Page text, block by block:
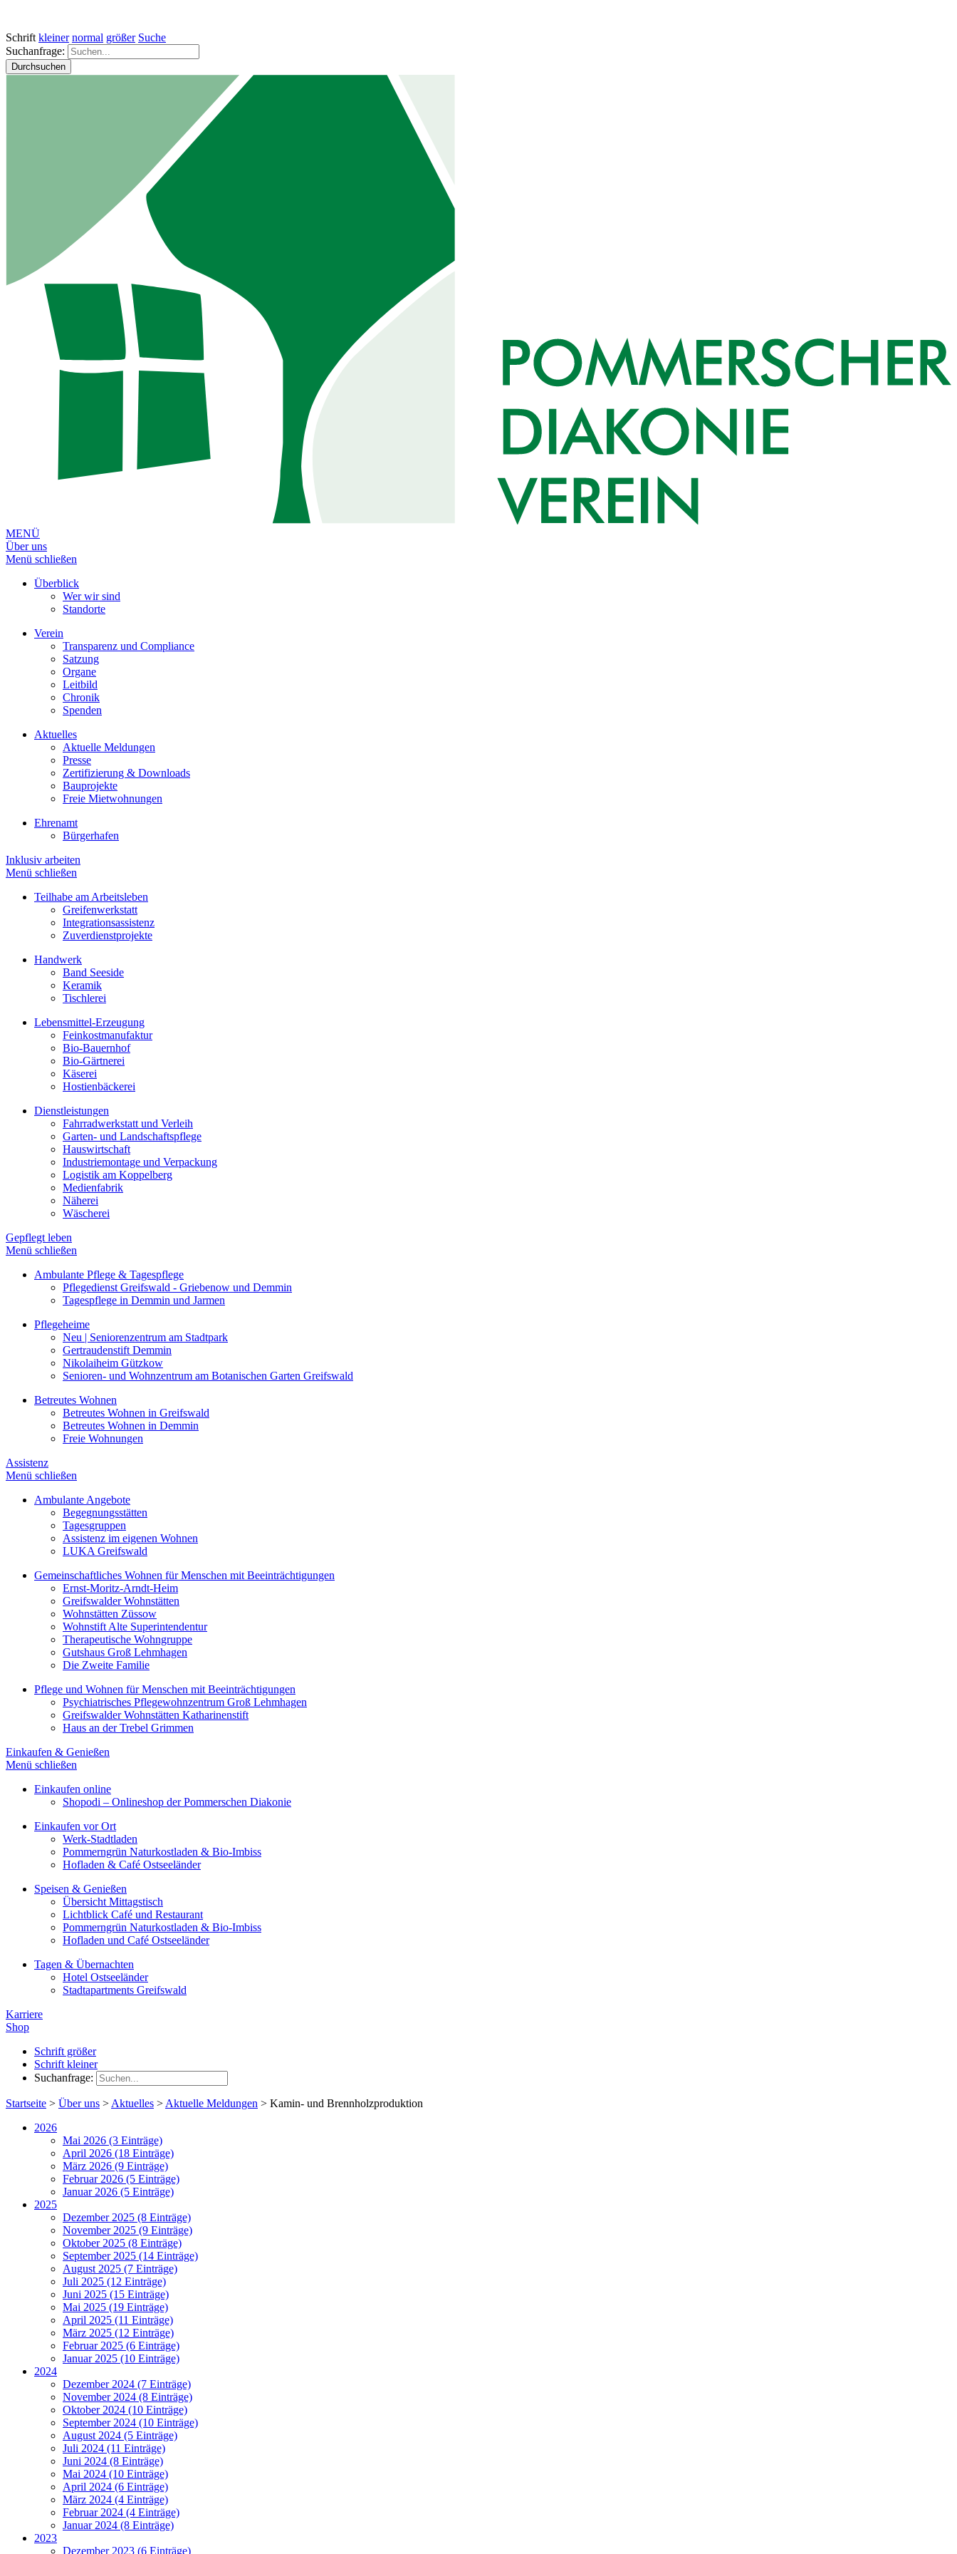
Schrift kleiner normal größer Suche
Suchanfrage:
Durchsuchen
MENÜ
Über uns
Menü schließen
Überblick
Wer wir sind
Standorte
Verein
Transparenz und Compliance
Satzung
Organe
Leitbild
Chronik
Spenden
Aktuelles
Aktuelle Meldungen
Presse
Zertifizierung & Downloads
Bauprojekte
Freie Mietwohnungen
Ehrenamt
Bürgerhafen
Inklusiv arbeiten
Menü schließen
Teilhabe am Arbeitsleben
Greifenwerkstatt
Integrationsassistenz
Zuverdienstprojekte
Handwerk
Band Seeside
Keramik
Tischlerei
Lebensmittel-Erzeugung
Feinkostmanufaktur
Bio-Bauernhof
Bio-Gärtnerei
Käserei
Hostienbäckerei
Dienstleistungen
Fahrradwerkstatt und Verleih
Garten- und Landschaftspflege
Hauswirtschaft
Industriemontage und Verpackung
Logistik am Koppelberg
Medienfabrik
Näherei
Wäscherei
Gepflegt leben
Menü schließen
Ambulante Pflege & Tagespflege
Pflegedienst Greifswald - Griebenow und Demmin
Tagespflege in Demmin und Jarmen
Pflegeheime
Neu | Seniorenzentrum am Stadtpark
Gertraudenstift Demmin
Nikolaiheim Gützkow
Senioren- und Wohnzentrum am Botanischen Garten Greifswald
Betreutes Wohnen
Betreutes Wohnen in Greifswald
Betreutes Wohnen in Demmin
Freie Wohnungen
Assistenz
Menü schließen
Ambulante Angebote
Begegnungsstätten
Tagesgruppen
Assistenz im eigenen Wohnen
LUKA Greifswald
Gemeinschaftliches Wohnen für Menschen mit Beeinträchtigungen
Ernst-Moritz-Arndt-Heim
Greifswalder Wohnstätten
Wohnstätten Züssow
Wohnstift Alte Superintendentur
Therapeutische Wohngruppe
Gutshaus Groß Lehmhagen
Die Zweite Familie
Pflege und Wohnen für Menschen mit Beeinträchtigungen
Psychiatrisches Pflegewohnzentrum Groß Lehmhagen
Greifswalder Wohnstätten Katharinenstift
Haus an der Trebel Grimmen
Einkaufen & Genießen
Menü schließen
Einkaufen online
Shopodi – Onlineshop der Pommerschen Diakonie
Einkaufen vor Ort
Werk-Stadtladen
Pommerngrün Naturkostladen & Bio-Imbiss
Hofladen & Café Ostseeländer
Speisen & Genießen
Übersicht Mittagstisch
Lichtblick Café und Restaurant
Pommerngrün Naturkostladen & Bio-Imbiss
Hofladen und Café Ostseeländer
Tagen & Übernachten
Hotel Ostseeländer
Stadtapartments Greifswald
Karriere
Shop
Schrift größer
Schrift kleiner
Suchanfrage:
Startseite > Über uns > Aktuelles > Aktuelle Meldungen > Kamin- und Brennholzproduktion
2026
Mai 2026 (3 Einträge)
April 2026 (18 Einträge)
März 2026 (9 Einträge)
Februar 2026 (5 Einträge)
Januar 2026 (5 Einträge)
2025
Dezember 2025 (8 Einträge)
November 2025 (9 Einträge)
Oktober 2025 (8 Einträge)
September 2025 (14 Einträge)
August 2025 (7 Einträge)
Juli 2025 (12 Einträge)
Juni 2025 (15 Einträge)
Mai 2025 (19 Einträge)
April 2025 (11 Einträge)
März 2025 (12 Einträge)
Februar 2025 (6 Einträge)
Januar 2025 (10 Einträge)
2024
Dezember 2024 (7 Einträge)
November 2024 (8 Einträge)
Oktober 2024 (10 Einträge)
September 2024 (10 Einträge)
August 2024 (5 Einträge)
Juli 2024 (11 Einträge)
Juni 2024 (8 Einträge)
Mai 2024 (10 Einträge)
April 2024 (6 Einträge)
März 2024 (4 Einträge)
Februar 2024 (4 Einträge)
Januar 2024 (8 Einträge)
2023
Dezember 2023 (6 Einträge)